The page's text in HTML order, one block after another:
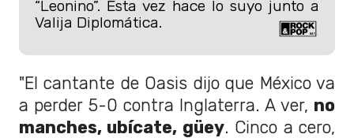
“Leonino”. Esta vez hace lo suyo junto a
Valija Diplomática.
"El cantante de Oasis dijo que México va
a perder 5-0 contra Inglaterra. A ver, no
manches, ubícate, güey. Cinco a cero,